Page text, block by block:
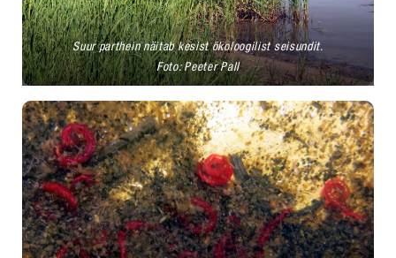
Suur parthein näitab kesist ökoloogilist seisundit.
Foto: Peeter Pall